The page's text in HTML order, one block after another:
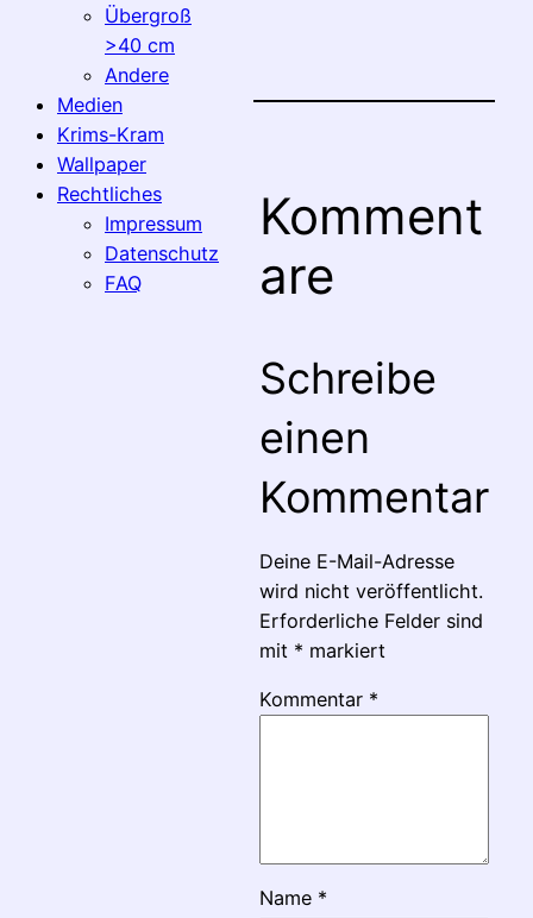
Übergroß
>40 cm
Andere
Medien
Krims-Kram
Wallpaper
Rechtliches
Impressum
Datenschutz
FAQ
Komment
are
Schreibe
einen
Kommentar
Deine E-Mail-Adresse
wird nicht veröffentlicht.
Erforderliche Felder sind
mit * markiert
Kommentar *
Name *